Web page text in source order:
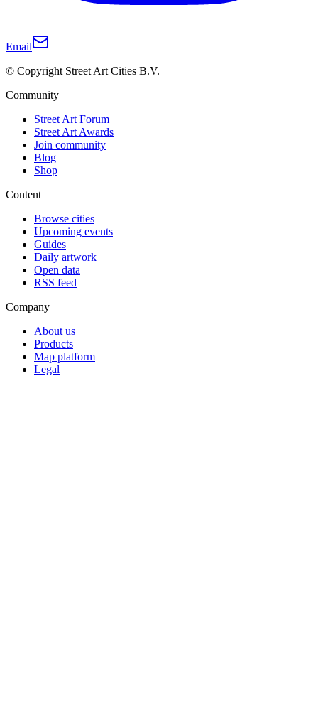
Email
© Copyright Street Art Cities B.V.
Community
Street Art Forum
Street Art Awards
Join community
Blog
Shop
Content
Browse cities
Upcoming events
Guides
Daily artwork
Open data
RSS feed
Company
About us
Products
Map platform
Legal